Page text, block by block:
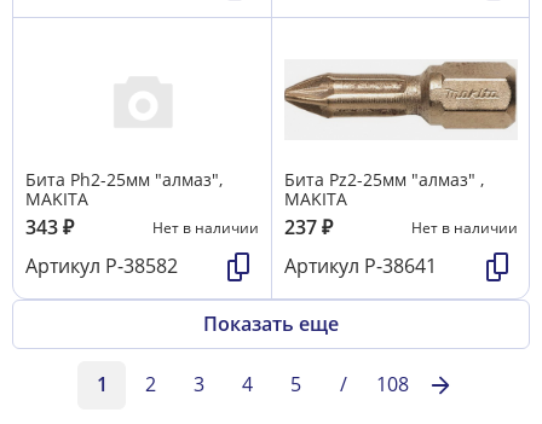
Бита Ph2-25мм "алмаз",
MAKITA
343₽ Нет в наличии
Артикул P-38582
Бита Pz2-25мм "алмаз" ,
MAKITA
237₽ Нет в наличии
Артикул P-38641
Показать еще
1 2 3 4 5 / 108